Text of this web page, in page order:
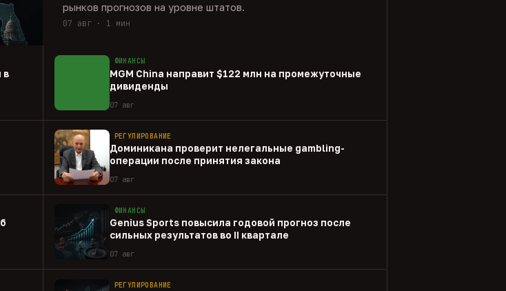
рынков прогнозов на уровне штатов.
07 авг · 1 мин
в
ФИНАНСЫ
MGM China направит $122 млн на промежуточные
дивиденды
07 авг
РЕГУЛИРОВАНИЕ
Доминикана проверит нелегальные gambling-
операции после принятия закона
07 авг
ФИНАНСЫ
Genius Sports повысила годовой прогноз после
сильных результатов во II квартале
07 авг
РЕГУЛИРОВАНИЕ